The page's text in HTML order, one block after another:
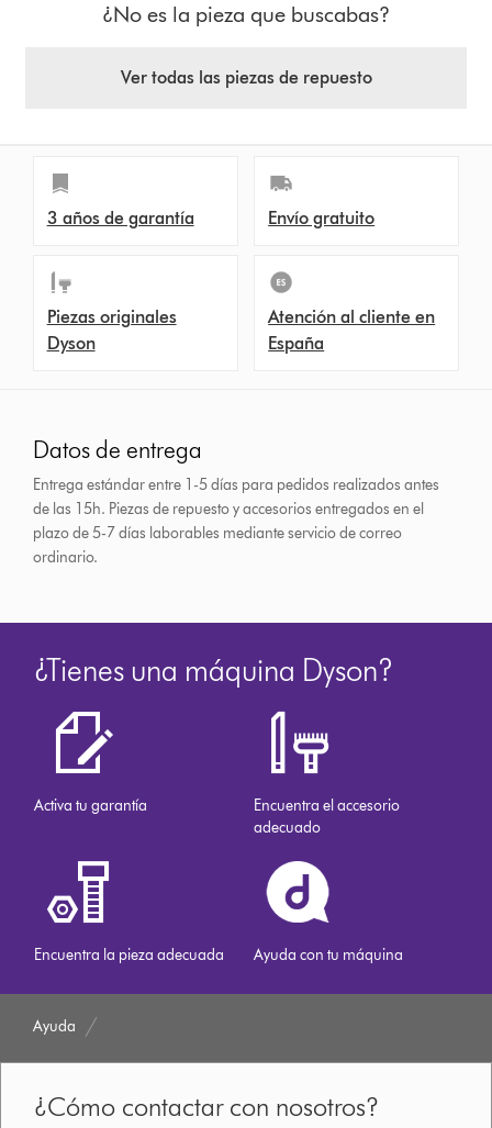
¿No es la pieza que buscabas?
Ver todas las piezas de repuesto
3 años de garantía Envío gratuito
Piezas originales
Dyson
Atención al cliente en
España
Datos de entrega
Entrega estándar entre 1-5 días para pedidos realizados antes
de las 15h. Piezas de repuesto y accesorios entregados en el
plazo de 5-7 días laborables mediante servicio de correo
ordinario.
¿Tienes una máquina Dyson?
Activa tu garantía
Encuentra el accesorio
adecuado
Encuentra la pieza adecuada Ayuda con tu máquina
Ayuda
¿Cómo contactar con nosotros?